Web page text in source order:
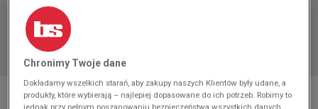
* Zdjęcie poglądowe
Chronimy Twoje dane
Dokładamy wszelkich starań, aby zakupy naszych Klientów były udane, a
produkty, które wybierają – najlepiej dopasowane do ich potrzeb. Robimy to
jednak przy pełnym poszanowaniu bezpieczeństwa wszystkich danych